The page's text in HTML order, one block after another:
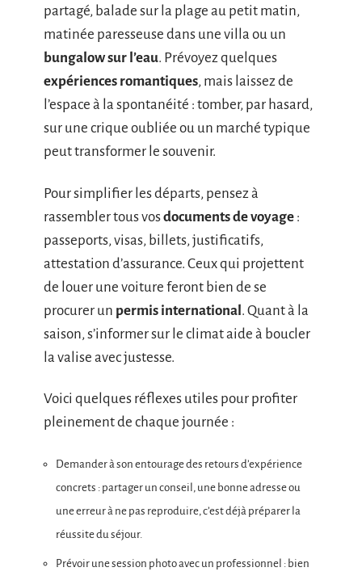
partagé, balade sur la plage au petit matin,
matinée paresseuse dans une villa ou un
bungalow sur l’eau. Prévoyez quelques
expériences romantiques, mais laissez de
l’espace à la spontanéité : tomber, par hasard,
sur une crique oubliée ou un marché typique
peut transformer le souvenir.
Pour simplifier les départs, pensez à
rassembler tous vosdocuments de voyage :
passeports, visas, billets, justificatifs,
attestation d’assurance. Ceux qui projettent
de louer une voiture feront bien de se
procurer un permis international. Quant à la
saison, s’informer sur le climat aide à boucler
la valise avec justesse.
Voici quelques réflexes utiles pour profiter
pleinement de chaque journée :
Demander à son entourage des retours d’expérience
concrets : partager un conseil, une bonne adresse ou
une erreur à ne pas reproduire, c’est déjà préparer la
réussite du séjour.
Prévoir une session photo avec un professionnel : bien